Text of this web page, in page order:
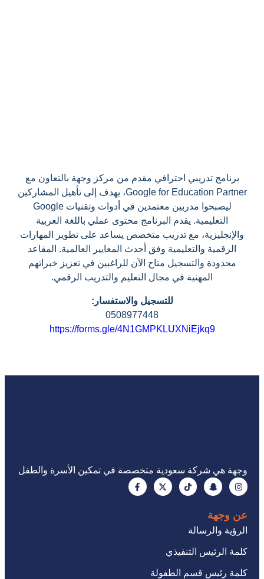
برنامج تدريبي احترافي مقدم من مركز وجهة بالتعاون مع
Google for Education Partner، يهدف إلى تأهيل المشاركين
ليصبحوا مدربين معتمدين في أدوات وتقنيات Google
التعليمية. يقدم البرنامج محتوى عملي باللغة العربية
والإنجليزية، مع تدريب متخصص يساعد على تطوير المهارات
الرقمية والتعليمية وفق أحدث المعايير العالمية. المقاعد
محدودة والتسجيل متاح الآن للراغبين في تعزيز خبراتهم
المهنية في مجال التعليم والتدريب الرقمي.
للتسجيل والاستفسار:
0508977448
https://forms.gle/4N1GMPKLUXNiEjkq9
وجهة هي شركة سعودية متخصصة في تمكين الأسرة والطفل
عن وجهة
الرؤية والرسالة
كلمة الرئيس التنفيذي
كلمة رئيس قسم الطفولة